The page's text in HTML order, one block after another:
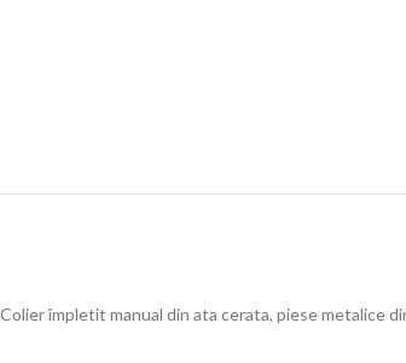
Colier împletit manual din ata cerata, piese metalice